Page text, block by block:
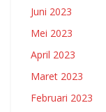
Juni 2023
Mei 2023
April 2023
Maret 2023
Februari 2023